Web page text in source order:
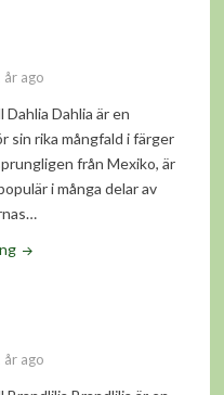
år ago
Dahlia är en
sin rika mångfald i färger
från Mexiko, är
i många delar av
"Dahlia"
år ago